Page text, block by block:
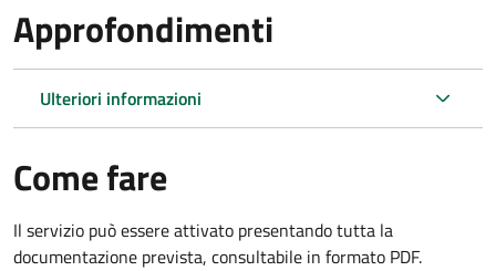
Approfondimenti
Ulteriori informazioni
Come fare
Il servizio può essere attivato presentando tutta la
documentazione prevista, consultabile in formato PDF.